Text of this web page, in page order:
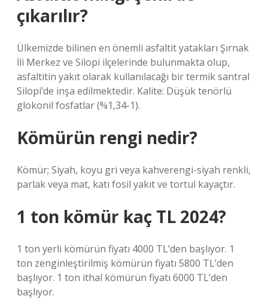
çıkarılır?
Ülkemizde bilinen en önemli asfaltit yatakları Şırnak
İli Merkez ve Silopi ilçelerinde bulunmakta olup,
asfaltitin yakıt olarak kullanılacağı bir termik santral
Silopi’de inşa edilmektedir. Kalite: Düşük tenörlü
glokonil fosfatlar (%1,34-1).
Kömürün rengi nedir?
Kömür; Siyah, koyu gri veya kahverengi-siyah renkli,
parlak veya mat, katı fosil yakıt ve tortul kayaçtır.
1 ton kömür kaç TL 2024?
1 ton yerli kömürün fiyatı 4000 TL’den başlıyor. 1
ton zenginleştirilmiş kömürün fiyatı 5800 TL’den
başlıyor. 1 ton ithal kömürün fiyatı 6000 TL’den
başlıyor.